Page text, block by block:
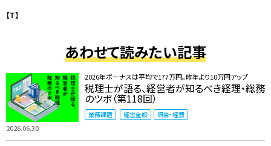
【T】
あわせて読みたい記事
2026.06.30
2026年ボーナスは平均で177万円。昨年より10万円アップ
税理士が語る、経営者が知るべき経理・総務
のツボ（第118回）
業務課題 経営全般 資金・経費